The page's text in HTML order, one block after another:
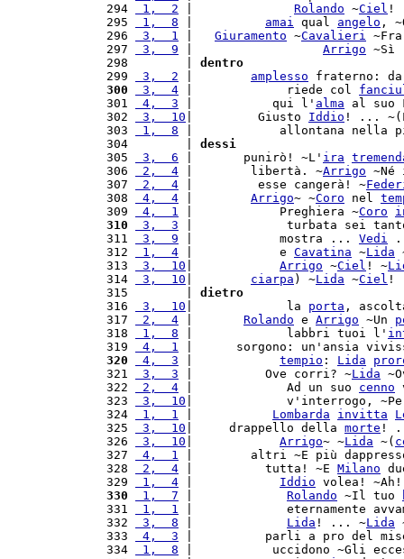
294
1,  2 Rolando ~Ciel !
295
1,  8 amai qual angelo ,
296
3,  1 Giuramento ~Cavalieri
297
3,  9 Arrigo
298        | dentro
299
3,  2 amplesso fraterno:
300
3,  4 |             riede col
301
4,  3 |           qui l' alma al suo
302
3,  10 |         Giusto Iddio ! ...
303
1,  8 |            allontana nella
304        | dessi
305
3,  6 |       punirò! ~L' ira
306
2,  4 |        libertà. ~Arrigo
307
2,  4 |         esse cangerà! ~
308
4,  4 Arrigo~ ~Coro nel
309
4,  1 |            Preghiera ~Coro
310
3,  3 |             turbata sei
311
3,  9 |            mostra ... Vedi
312
1,  4 |            e Cavatina ~Lida
313
3,  10 Arrigo ~Ciel ! ~
314
3,  10 ciarpa ) ~Lida ~Ciel !
315        | dietro
316
3,  10 |             la porta ,
317
2,  4 Rolando e Arrigo ~Un
318
1,  8 |             labbri tuoi l'
319
4,  1 |      sorgono: un'ansia
320
4,  3 tempio : Lida
321
3,  3 |          Ove corri? ~Lida
322
2,  4 |             Ad un suo cenno
323
3,  10 |             v'interrogo,
324
1,  1 Lombarda invitta
325
3,  10 |     drappello della morte !
326
3,  10 Arrigo~ ~Lida ~(
327
4,  1 |        altri ~E più
328
2,  4 |          tutta! ~E Milano
329
1,  4 Iddio volea!
330
1,  7 Rolando ~Il tuo
331
1,  1 |             eternamente
332
3,  8 Lida ! ... ~Lida
333
4,  3 |          parli a pro del
334
1,  8 |           uccidono ~Gli